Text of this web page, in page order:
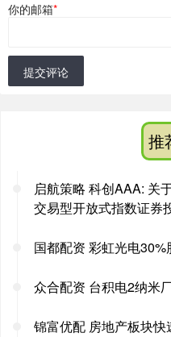
你的邮箱*
提交评论
推
启航策略 科创AAA: 关
交易型开放式指数证券
国都配资 彩虹光电
众合配资 台积电2纳米
锦富优配 房地产板块